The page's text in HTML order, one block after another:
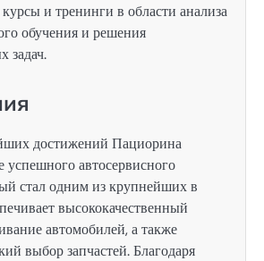
и тренинги в области анализа
обучения и решения
задач.
достижений Пациорина
успешного автосервисного
стал одним из крупнейших в
высококачественный
автомобилей, а также
выбор запчастей. Благодаря